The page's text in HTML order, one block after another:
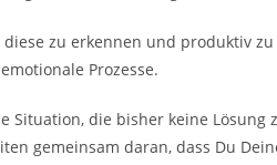
zu erkennen und produktiv
Prozesse.
die bisher keine
gemeinsam daran, dass Du